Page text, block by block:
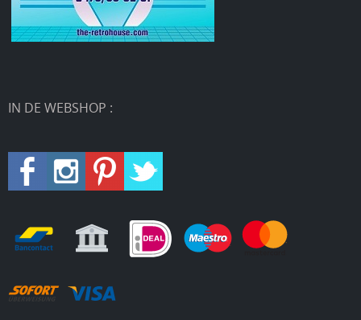
IN DE WEBSHOP :